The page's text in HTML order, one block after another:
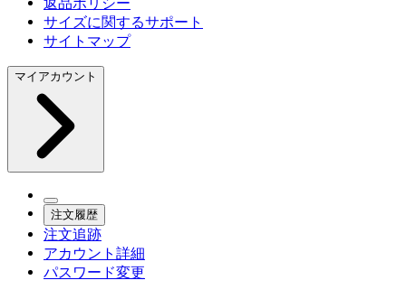
サイズに関するサポート
サイトマップ
マイアカウント
注文履歴
注文追跡
アカウント詳細
パスワード変更